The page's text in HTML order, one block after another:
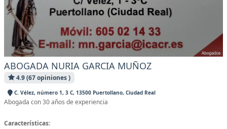
ABOGADA NURIA GARCIA MUÑOZ
4.9 (67 opiniones )
C. Vélez, número 1, 3 C, 13500 Puertollano, Ciudad Real
Abogada con 30 años de experiencia
Características: